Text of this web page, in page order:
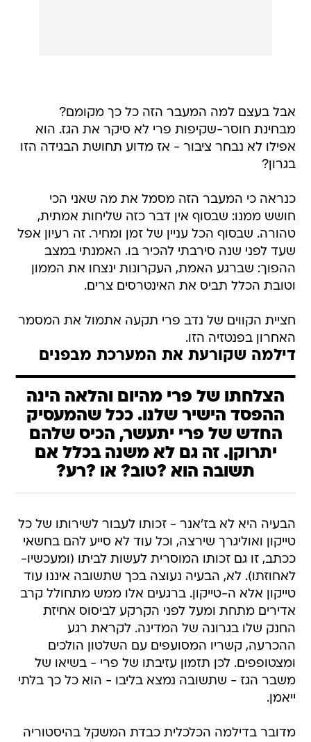
אפילו לא נבחר ציבור - אז מדוע תחושת הבגידה הזו
בגרון?
כנראה כי המעבר הזה מסמל את מה שאני הכי
טהורה. שבסוף הכל עניין של זמן ומחיר. זה רעיון אפל
שעד לפני שנה סירבתי להכיר בו. האמנתי במצב
ההפוך: שברגע האמת, העקרונות ינצחו את הממון
וטובת הכלל תביס את האינטרסים צרים.
חציית הקווים של נדב פרי תקעה אתמול את המסמר
דילמה שקורעת את המערכת מבפנים
הצלחתו של פרי מהיום והלאה הינה
ההפסד הישיר שלנו. ככל שהמעסיק
החדש של פרי יתעשר, הכיס שלהם
יתרוקן. זה גם לא משנה בכלל אם
תשובה הוא ?טוב? או ?רע?
הבעיה היא לא בז'אנר - זכותו לעבור לשירותו של כל
ככתב, זו גם זכותו המוסרית לעשות לביתו (ומעכשיו-
לאחוזתו). לא, הבעיה נעוצה בכך שתשובה איננו עוד
טייקון אלא ה-טייקון. ברגעים אלו ממש מתחולל קרב
אדירים מתחת ומעל לפני הקרקע לביסוס אחיזת
החנק שלו בגרונה של המדינה. לקראת רגע
ההכרעה, קשריו המסועפים עם השלטון הולכים
ומצטופפים. לכן תזמון עזיבתו של פרי - בשיאו של
משבר הגז - שתשובה נמצא בליבו - הוא כל כך בלתי
ייאמן.
מדובר בדילמה הכלכלית כבדת המשקל בהיסטוריה
שקורעת את המערכת מבפנים, שמביאה בכירי